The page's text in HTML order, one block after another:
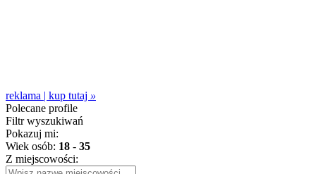
reklama | kup tutaj »
Polecane profile
Filtr wyszukiwań
Pokazuj mi:
Wiek osób: 18 - 35
Z miejscowości: